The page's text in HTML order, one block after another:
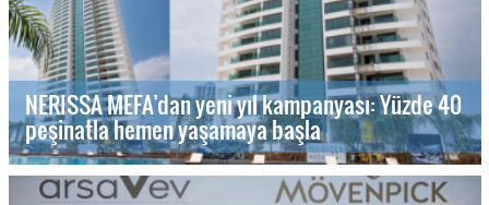
NERISSA MEFA’dan yeni yıl kampanyası: Yüzde 40
peşinatla hemen yaşamaya başla